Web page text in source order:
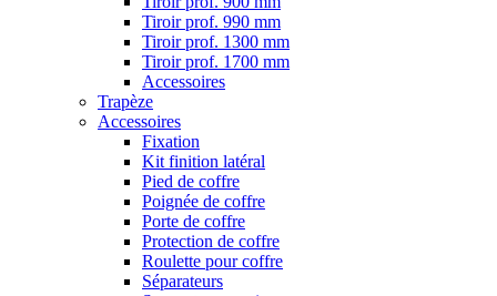
Tiroir prof. 990 mm
Tiroir prof. 1300 mm
Tiroir prof. 1700 mm
Accessoires
Trapèze
Accessoires
Fixation
Kit finition latéral
Pied de coffre
Poignée de coffre
Porte de coffre
Protection de coffre
Roulette pour coffre
Séparateurs